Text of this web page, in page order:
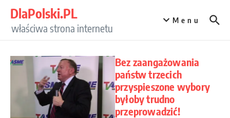
DlaPolski.PL
właściwa strona internetu
Menu
Bez zaangażowania
państw trzecich
przyspieszone wybory
byłoby trudno
przeprowadzić!